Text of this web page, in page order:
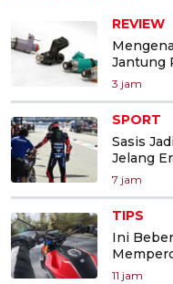
REVIEW
Jantung
3 jam
SPORT
Sasis
Jelang
7 jam
TIPS
Ini
11 jam